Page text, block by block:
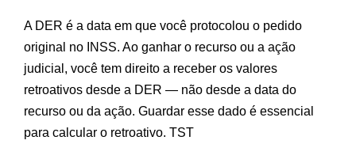
A DER é a data em que você protocolou o pedido
original no INSS. Ao ganhar o recurso ou a ação
judicial, você tem direito a receber os valores
retroativos desde a DER — não desde a data do
recurso ou da ação. Guardar esse dado é essencial
para calcular o retroativo. TST